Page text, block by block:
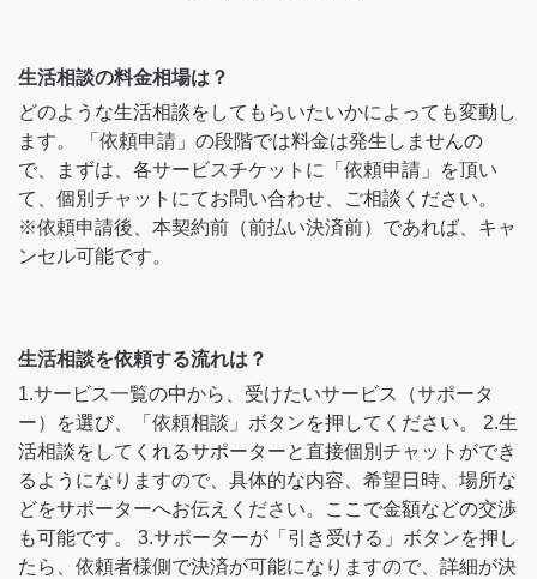
生活相談の料金相場は？
どのような生活相談をしてもらいたいかによっても変動し
ます。 「依頼申請」の段階では料金は発生しませんの
で、まずは、各サービスチケットに「依頼申請」を頂い
て、個別チャットにてお問い合わせ、ご相談ください。
※依頼申請後、本契約前（前払い決済前）であれば、キャ
ンセル可能です。
生活相談を依頼する流れは？
1.サービス一覧の中から、受けたいサービス（サポータ
ー）を選び、「依頼相談」ボタンを押してください。 2.生
活相談をしてくれるサポーターと直接個別チャットができ
るようになりますので、具体的な内容、希望日時、場所な
どをサポーターへお伝えください。ここで金額などの交渉
も可能です。 3.サポーターが「引き受ける」ボタンを押し
たら、依頼者様側で決済が可能になりますので、詳細が決